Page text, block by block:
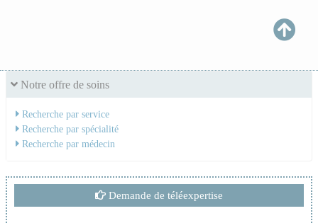
Notre offre de soins
Recherche par service
Recherche par spécialité
Recherche par médecin
Demande de téléexpertise